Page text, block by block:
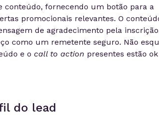
conteúdo, fornecendo um botão para a
promocionais relevantes. O
de agradecimento pela
como um remetente seguro. Não
e o call to action presentes estão
do lead